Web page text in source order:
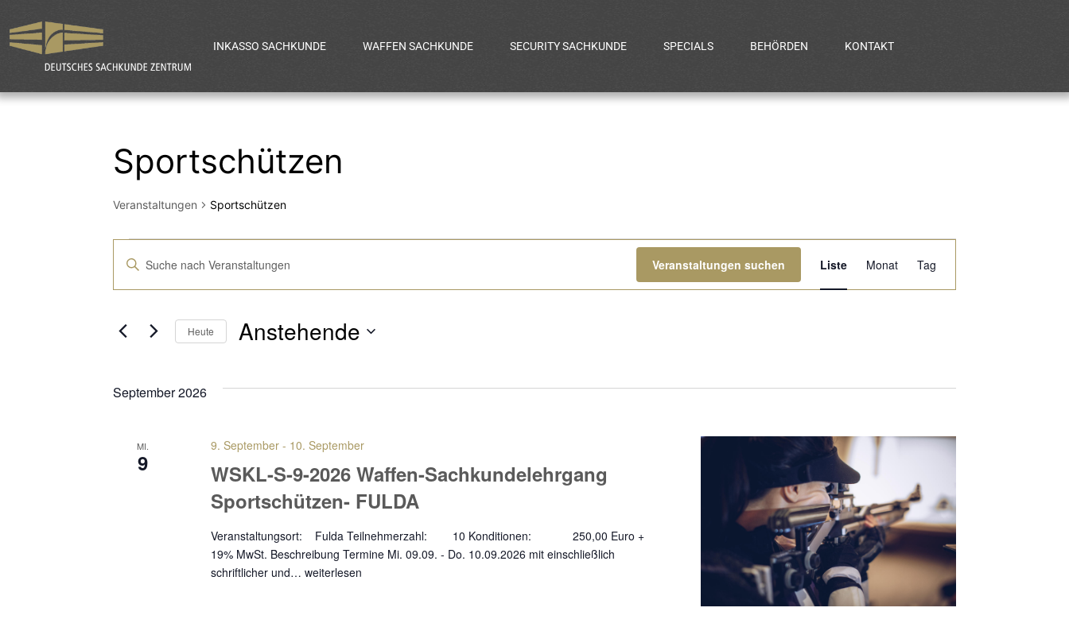
INKASSO SACHKUNDE WAFFEN SACHKUNDE SECURITY SACHKUNDE SPECIALS BEHÖRDEN KONTAKT
Sportschützen
Veranstaltungen Sportschützen
Veranstaltungen
Suche
Ansichten,
Navigation
Bitte
Suche
Schlüsselwort.
Veranstaltungen suchen
Veranstaltung
Ansichten-
Liste Monat Tag
Heute Anstehende
September 2026
MI.
9
WSKL-S-9-2026 Waffen-Sachkundelehrgang
Sportschützen- FULDA
9. September - 10. September
Veranstaltungsort: Fulda Teilnehmerzahl: 10 Konditionen: 250,00 Euro +
19% MwSt. Beschreibung Termine Mi. 09.09. - Do. 10.09.2026 mit einschließlich
schriftlicher und…weiterlesen